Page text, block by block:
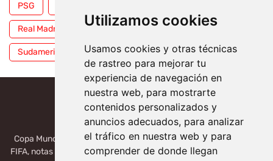
Utilizamos cookies
Usamos cookies y otras técnicas
de rastreo para mejorar tu
experiencia de navegación en
nuestra web, para mostrarte
contenidos personalizados y
anuncios adecuados, para analizar
el tráfico en nuestra web y para
comprender de donde llegan
PSG
Real Madrid Selección Mexicana Serie A
Sudamericana Tigres Toluca UFC WWE
Copa Mundial 2026, México, USA, Canadá: Copa del Mundo de la
FIFA, notas deportivas de la liga de Serie A, Liga MX, LALIGA. Toda